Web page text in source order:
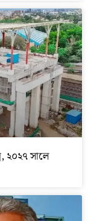
২০২৭ সালে